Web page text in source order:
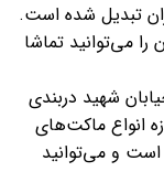
تبدیل شده است.
می‌توانید تماشا
شهید دربندی
انواع ماکت‌های
و می‌توانید